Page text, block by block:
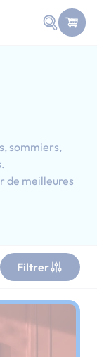
Faire
sommiers,
de meilleures
Filtrer